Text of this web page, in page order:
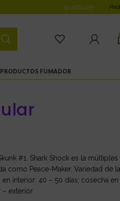
WHATSAPP
PRODUCTOS FUMADOR
#1. Shark Shock es la
como Peace-Maker. Variedad de
interior: 40 – 50 días; cosecha
– exterior